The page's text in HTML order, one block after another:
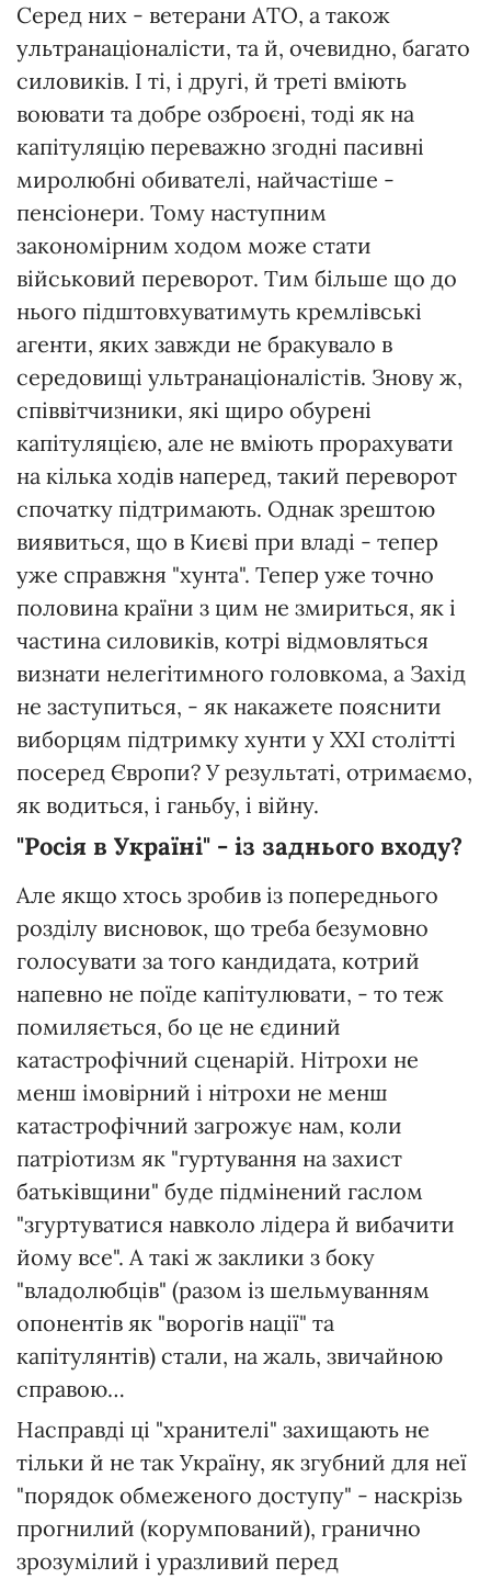
Серед них - ветерани АТО, а також
ультранаціоналісти, та й, очевидно, багато
силовиків. І ті, і другі, й треті вміють
воювати та добре озброєні, тоді як на
капітуляцію переважно згодні пасивні
миролюбні обивателі, найчастіше -
пенсіонери. Тому наступним
закономірним ходом може стати
військовий переворот. Тим більше що до
нього підштовхуватимуть кремлівські
агенти, яких завжди не бракувало в
середовищі ультранаціоналістів. Знову ж,
співвітчизники, які щиро обурені
капітуляцією, але не вміють прорахувати
на кілька ходів наперед, такий переворот
спочатку підтримають. Однак зрештою
виявиться, що в Києві при владі - тепер
уже справжня "хунта". Тепер уже точно
половина країни з цим не змириться, як і
частина силовиків, котрі відмовляться
визнати нелегітимного головкома, а Захід
не заступиться, - як накажете пояснити
виборцям підтримку хунти у ХХІ столітті
посеред Європи? У результаті, отримаємо,
як водиться, і ганьбу, і війну.
"Росія в Україні" - із заднього входу?
Але якщо хтось зробив із попереднього
розділу висновок, що треба безумовно
голосувати за того кандидата, котрий
напевно не поїде капітулювати, - то теж
помиляється, бо це не єдиний
катастрофічний сценарій. Нітрохи не
менш імовірний і нітрохи не менш
катастрофічний загрожує нам, коли
патріотизм як "гуртування на захист
батьківщини" буде підмінений гаслом
"згуртуватися навколо лідера й вибачити
йому все". А такі ж заклики з боку
"владолюбців" (разом із шельмуванням
опонентів як "ворогів нації" та
капітулянтів) стали, на жаль, звичайною
справою…
Насправді ці "хранителі" захищають не
тільки й не так Україну, як згубний для неї
"порядок обмеженого доступу" - наскрізь
прогнилий (корумпований), гранично
зрозумілий і уразливий перед